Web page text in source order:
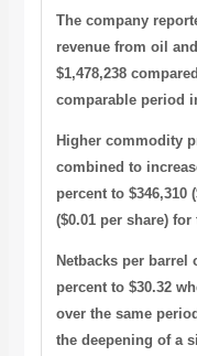
The company
revenue from oil
$1,478,238
comparable period
Higher commodity
combined to
percent to $346,310
($0.01 per share)
Netbacks per barrel
percent to $30.32
over the same
the deepening of a